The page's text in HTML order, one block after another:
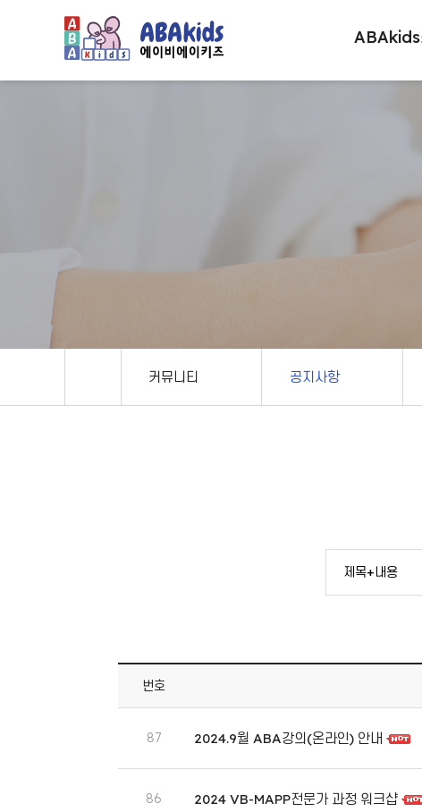
ABAkids
커뮤니티 공지사항
번호
87 2024.9월 ABA강의(온라인) 안내
86 2024 VB-MAPP전문가 과정 워크샵